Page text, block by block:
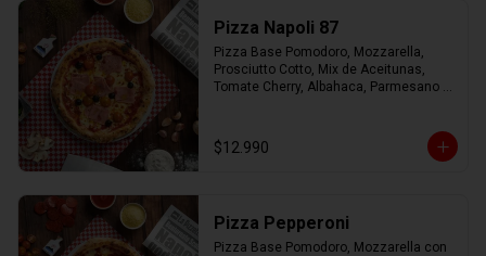
Pizza Napoli 87
Pizza Base Pomodoro, Mozzarella,
Prosciutto Cotto, Mix de Aceitunas,
Tomate Cherry, Albahaca, Parmesano
$12.990
Pizza Pepperoni
Pizza Base Pomodoro, Mozzarella con